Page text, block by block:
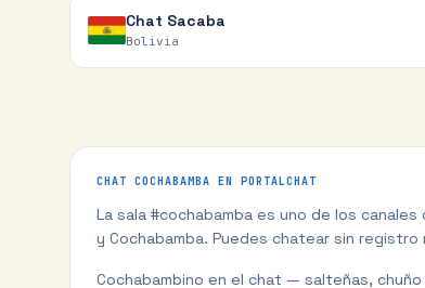
Chat Sacaba
Bolivia
CHAT COCHABAMBA EN PORTALCHAT
La sala #cochabamba es uno de los canales
y Cochabamba. Puedes chatear sin registro
Cochabambino en el chat — salteñas,